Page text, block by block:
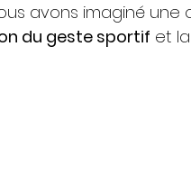
avons imaginé
du geste sportif et